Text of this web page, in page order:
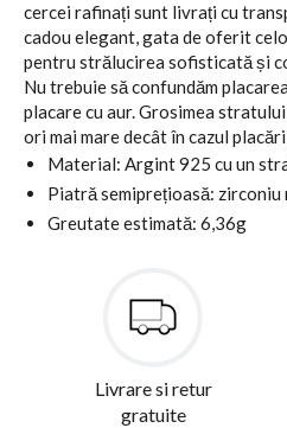
cercei rafinați sunt livrați cu
cadou elegant, gata de oferit
pentru strălucirea sofisticată și
Nu trebuie să confundăm
placare cu aur. Grosimea
ori mai mare decât în cazul
Material: Argint 925 cu un
Piatră semiprețioasă: zirconiu
Greutate estimată: 6,36g
Livrare si retur
gratuite